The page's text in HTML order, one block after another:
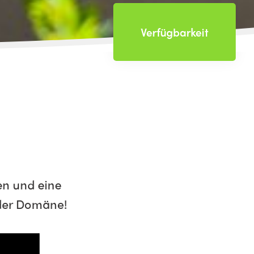
Verfügbarkeit
und eine
Domäne!